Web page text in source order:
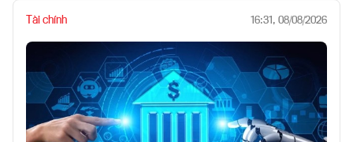
Tài chính 16:31, 08/08/2026